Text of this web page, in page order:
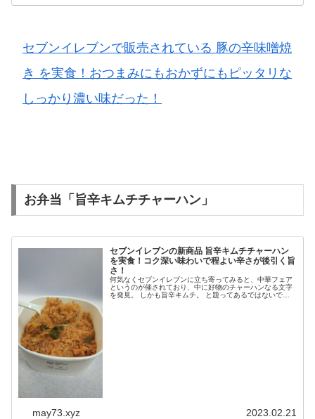
セブンイレブンで販売されている 豚の辛味噌焼
き を実食！おつまみにもおかずにもピッタリな
しっかり濃い味だった！
お弁当「旨辛キムチチャーハン」
セブンイレブンの新商品 旨辛キムチチャーハン
を実食！コク深い味わいで程よい辛さが後引く旨
さ！
何気なくセブンイレブンに立ち寄ってみると、中華フェア
というのが催されており、中に好物のチャーハンなる文字
を発見。 しかも旨辛キムチ。 と題ってあるではないです
may73.xyz 2023.02.21